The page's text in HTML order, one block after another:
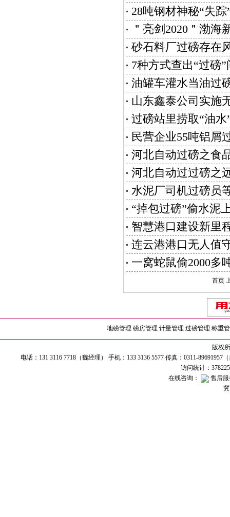
28吨钢材神秘“失踪
＂亮剑2020＂渤海
砂石料厂过磅存在
7种方式查出“过磅”
油罐车灌水当油过
山东鑫泰公司实施
过磅站里捞取“油
民营企业55吨铝屑
河北自动过磅之食
河北自动过过磅之
水泥厂司机过磅员
“掉包过磅”偷水泥
智慧港口建设新里
连云港港口无人值
一窝蛇鼠偷2000多
首页
地磅管理 磅房管理 计量管理 过磅管理 称重
版权
电话：131 3116 7718（魏经理） 手机：133 3136 5577 传真：0311-
访问统计：
在线咨询：
售后